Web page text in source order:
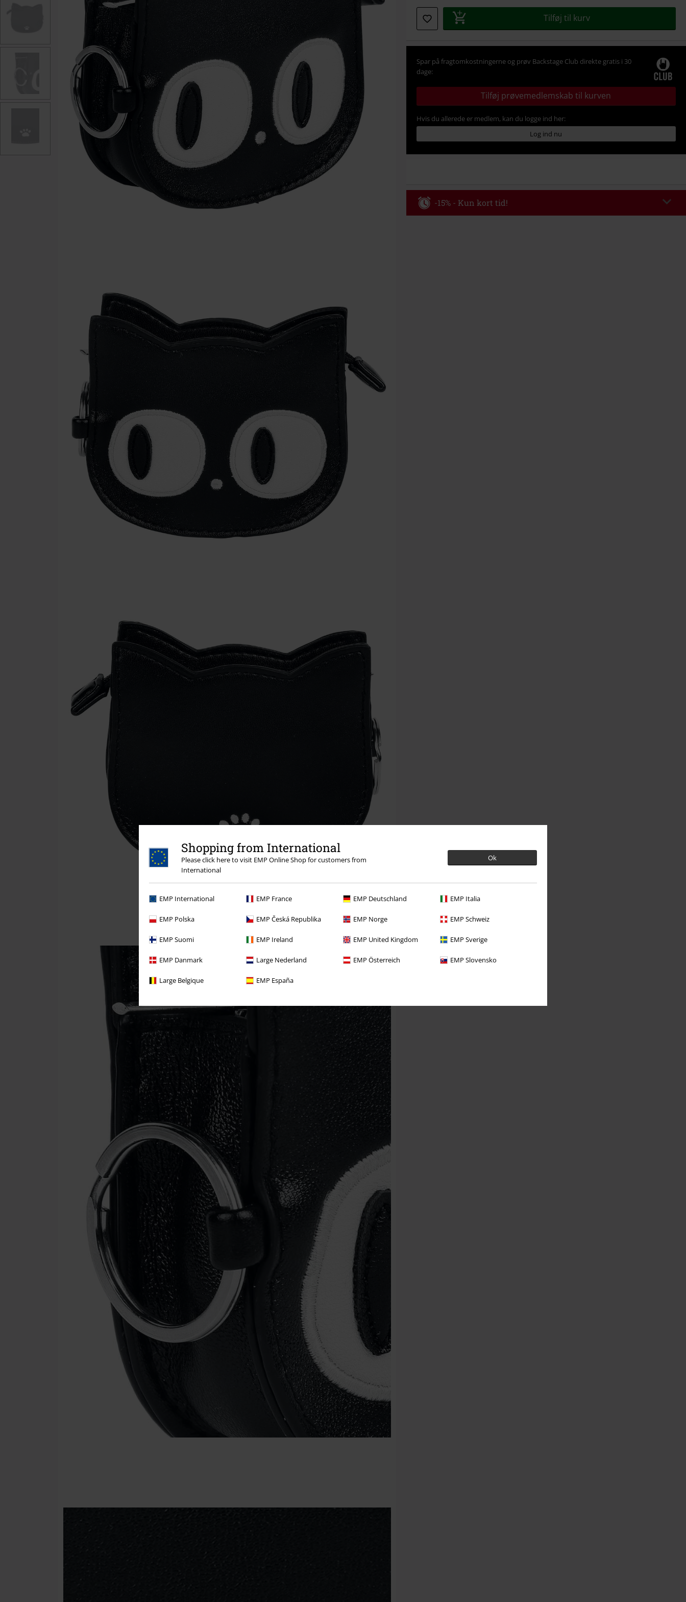
Shopping from International
Please click here to visit EMP Online Shop for customers from
International
Ok
EMP International EMP France EMP Deutschland EMP Italia
EMP Polska EMP Česká Republika EMP Norge EMP Schweiz
EMP Suomi EMP Ireland EMP United Kingdom EMP Sverige
EMP Danmark Large Nederland EMP Österreich EMP Slovensko
Large Belgique EMP España
størrelse
Tilføj til kurv
Spar på fragtomkostningerne og prøv Backstage Club direkte gratis i 30
dage:
Tilføj prøvemedlemskab til kurven
Hvis du allerede er medlem, kan du logge ind her:
Log ind nu
-15% - Kun kort tid!